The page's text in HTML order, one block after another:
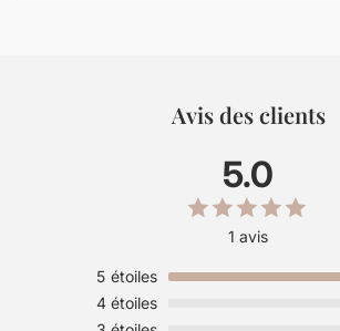
Avis des clients
5.0
1 avis
5 étoiles
4étoiles